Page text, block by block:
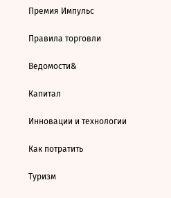
Премия Импульс
Правила торговли
Ведомости&
Капитал
Инновации и технологии
Как потратить
Туризм